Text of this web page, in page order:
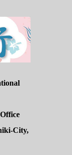
City,